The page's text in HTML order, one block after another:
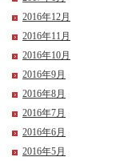
2016年12月
2016年11月
2016年10月
2016年9月
2016年8月
2016年7月
2016年6月
2016年5月